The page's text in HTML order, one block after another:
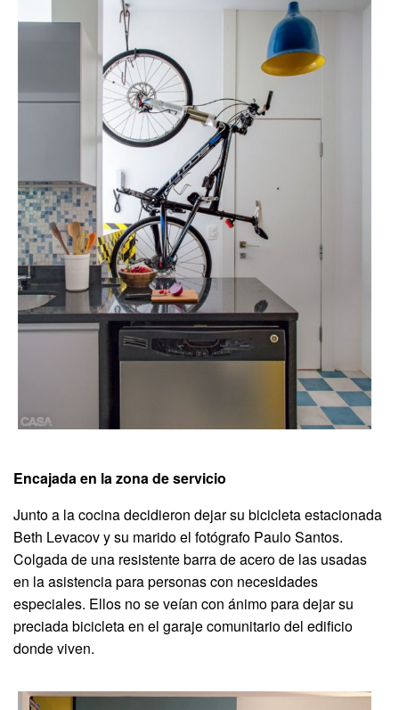
Encajada en la zona de servicio
Junto a la cocina decidieron dejar su bicicleta estacionada
Beth Levacov y su marido el fotógrafo Paulo Santos.
Colgada de una resistente barra de acero de las usadas
en la asistencia para personas con necesidades
especiales. Ellos no se veían con ánimo para dejar su
preciada bicicleta en el garaje comunitario del edificio
donde viven.